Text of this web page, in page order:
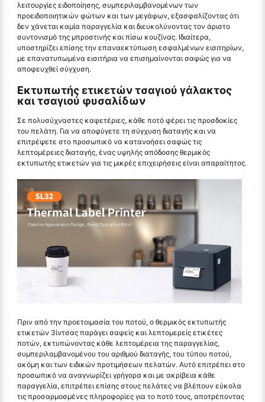
λειτουργίες ειδοποίησης, συμπεριλαμβανομένων των
προειδοποιητικών φώτων και των μεγάφων, εξασφαλίζοντας ότι
δεν χάνεται καμία παραγγελία και διευκολύνοντας τον άριστο
συντονισμό της μπροστινής και πίσω κουζίνας. Ιδιαίτερα,
υποστηρίζει επίσης την επαναεκτύπωση εσφαλμένων εισιτηρίων,
με επανατυπωμένα εισιτήρια να επισημαίνονται σαφώς για να
αποφευχθεί σύγχυση.
Εκτυπωτής ετικετών τσαγιού γάλακτος
και τσαγιού φυσαλίδων
Σε πολυσύχναστες καφετέριες, κάθε ποτό φέρει τις προσδοκίες
του πελάτη. Για να αποφύγετε τη σύγχυση διαταγής και να
επιτρέψετε στο προσωπικό να κατανοήσει σαφώς τις
λεπτομέρειες διαταγής, ένας υψηλής απόδοσης θερμικός
εκτυπωτής ετικετών για τις μικρές επιχειρήσεις είναι απαραίτητος.
Πριν από την προετοιμασία του ποτού, ο θερμικός εκτυπωτής
ετικετών 3ίντσας παράγει σαφείς και λεπτομερείς ετικέτες
ποτών, εκτυπώνοντας κάθε λεπτομέρεια της παραγγελίας,
συμπεριλαμβανομένου του αριθμού διαταγής, του τύπου ποτού,
ακόμη και των ειδικών προτιμήσεων πελατών. Αυτό επιτρέπει στο
προσωπικό να αναγνωρίζει γρήγορα και με ακρίβεια κάθε
παραγγελία, επιτρέπει επίσης στους πελάτες να βλέπουν εύκολα
τις προσαρμοσμένες πληροφορίες για το ποτό τους, αποτρέποντας